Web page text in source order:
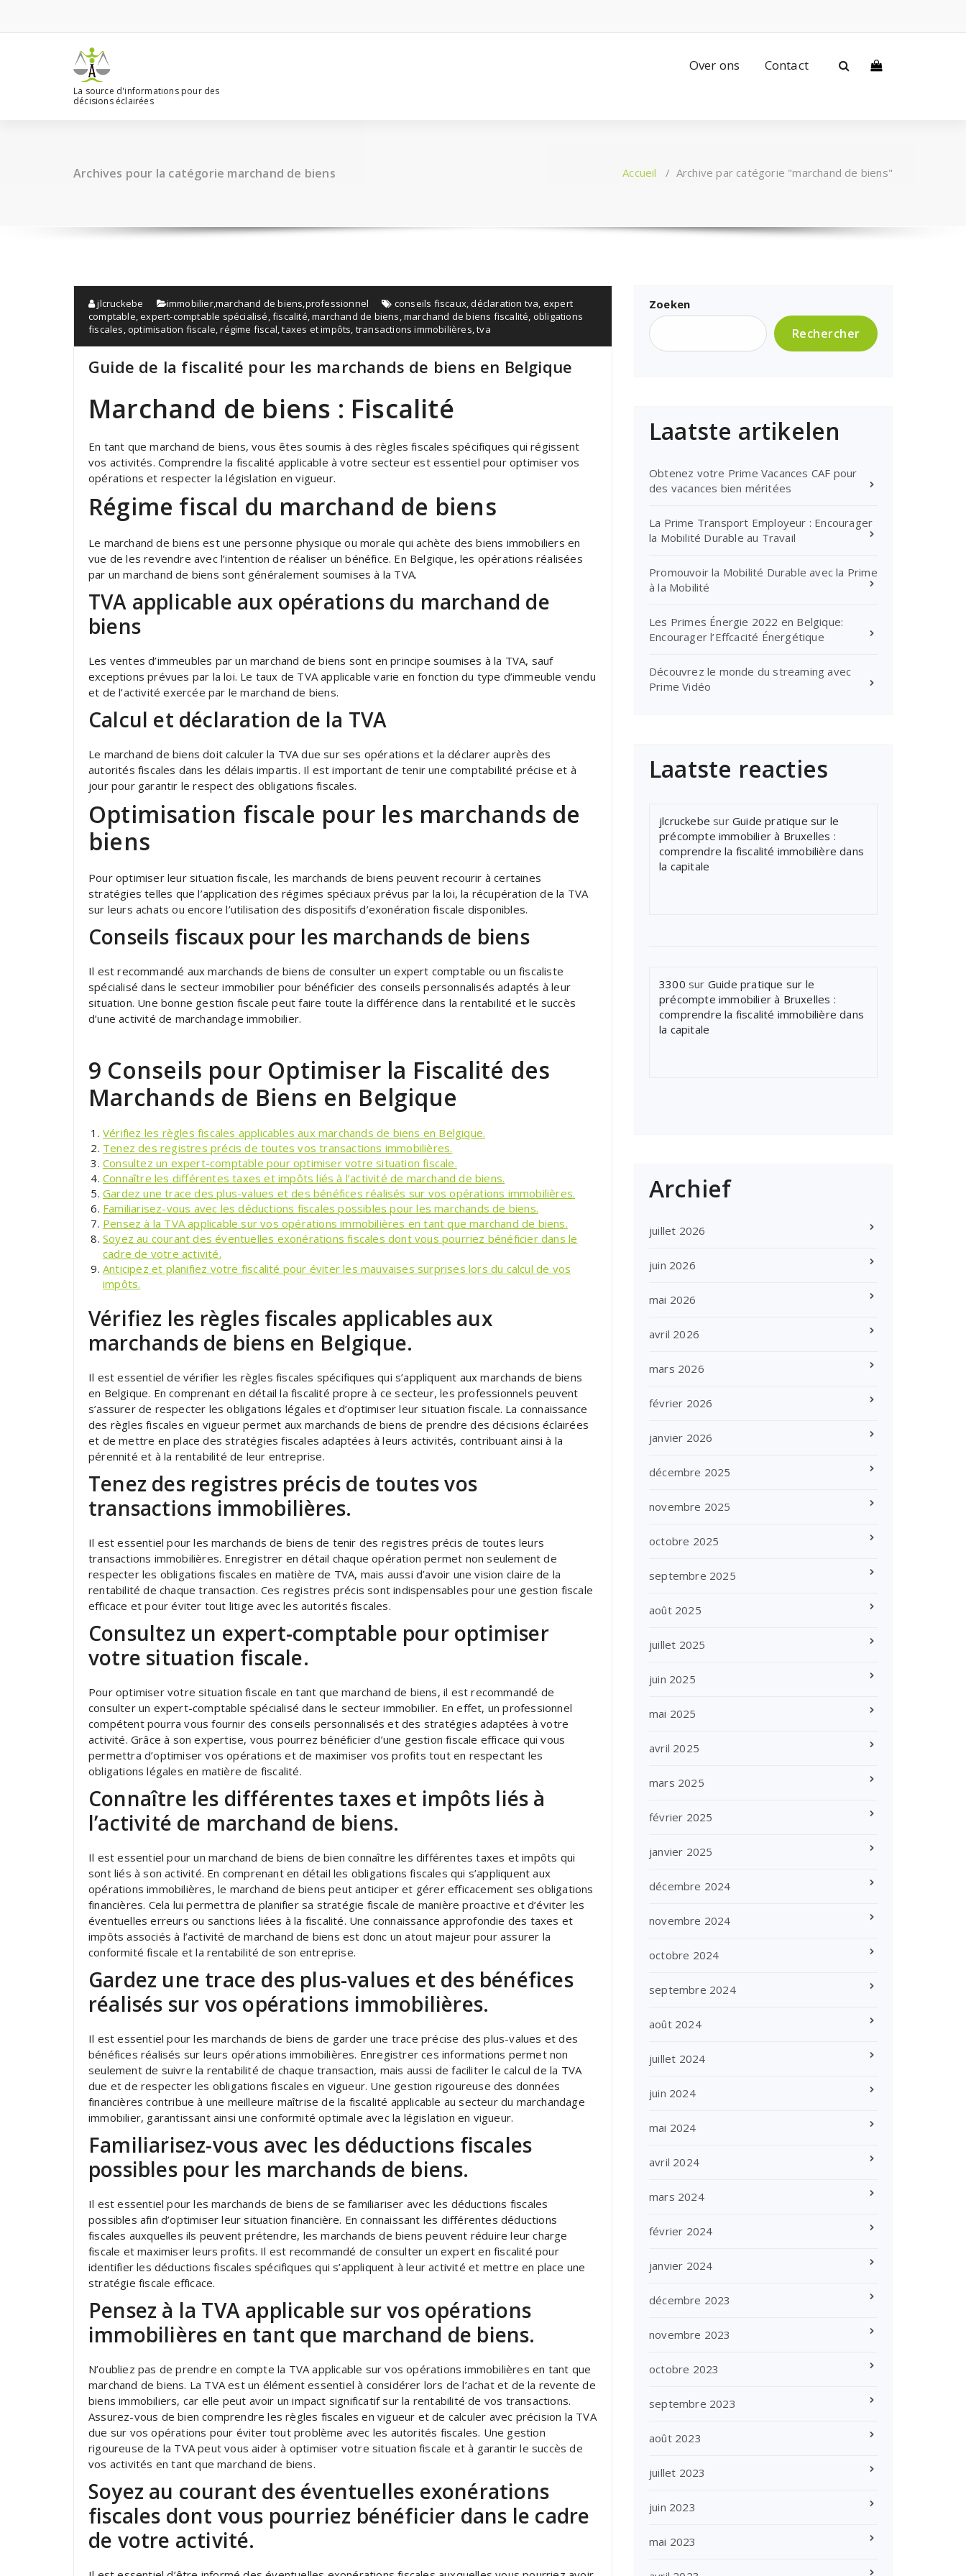
contenu
La source d'informations pour des
décisions éclairées
Over ons Contact
Archives pour la catégorie marchand de biens Accueil / Archive par catégorie "marchand de biens"
jlcruckebe immobilier,marchand de biens,professionnel conseils fiscaux,déclaration tva, expert
comptable,expert-comptable spécialisé,fiscalité,marchand de biens,marchand de biens fiscalité, obligations
fiscales,optimisation fiscale,régime fiscal,taxes et impôts, transactions immobilières,tva
Guide de la fiscalité pour les marchands de biens en Belgique
Marchand de biens : Fiscalité
En tant que marchand de biens, vous êtes soumis à des règles fiscales spécifiques qui régissent
vos activités. Comprendre la fiscalité applicable à votre secteur est essentiel pour optimiser vos
opérations et respecter la législation en vigueur.
Régime fiscal du marchand de biens
Le marchand de biens est une personne physique ou morale qui achète des biens immobiliers en
vue de les revendre avec l’intention de réaliser un bénéfice. En Belgique, les opérations réalisées
par un marchand de biens sont généralement soumises à la TVA.
TVA applicable aux opérations du marchand de
biens
Les ventes d’immeubles par un marchand de biens sont en principe soumises à la TVA, sauf
exceptions prévues par la loi. Le taux de TVA applicable varie en fonction du type d’immeuble vendu
et de l’activité exercée par le marchand de biens.
Calcul et déclaration de la TVA
Le marchand de biens doit calculer la TVA due sur ses opérations et la déclarer auprès des
autorités fiscales dans les délais impartis. Il est important de tenir une comptabilité précise et à
jour pour garantir le respect des obligations fiscales.
Optimisation fiscale pour les marchands de
biens
Pour optimiser leur situation fiscale, les marchands de biens peuvent recourir à certaines
stratégies telles que l’application des régimes spéciaux prévus par la loi, la récupération de la TVA
sur leurs achats ou encore l’utilisation des dispositifs d’exonération fiscale disponibles.
Conseils fiscaux pour les marchands de biens
Il est recommandé aux marchands de biens de consulter un expert comptable ou un fiscaliste
spécialisé dans le secteur immobilier pour bénéficier des conseils personnalisés adaptés à leur
situation. Une bonne gestion fiscale peut faire toute la différence dans la rentabilité et le succès
d’une activité de marchandage immobilier.
9 Conseils pour Optimiser la Fiscalité des
Marchands de Biens en Belgique
Vérifiez les règles fiscales applicables aux marchands de biens en Belgique.
Tenez des registres précis de toutes vos transactions immobilières.
Consultez un expert-comptable pour optimiser votre situation fiscale.
Connaître les différentes taxes et impôts liés à l’activité de marchand de biens.
Gardez une trace des plus-values et des bénéfices réalisés sur vos opérations immobilières.
Familiarisez-vous avec les déductions fiscales possibles pour les marchands de biens.
Pensez à la TVA applicable sur vos opérations immobilières en tant que marchand de biens.
Soyez au courant des éventuelles exonérations fiscales dont vous pourriez bénéficier dans le
cadre de votre activité.
Anticipez et planifiez votre fiscalité pour éviter les mauvaises surprises lors du calcul de vos
impôts.
Vérifiez les règles fiscales applicables aux
marchands de biens en Belgique.
Il est essentiel de vérifier les règles fiscales spécifiques qui s’appliquent aux marchands de biens
en Belgique. En comprenant en détail la fiscalité propre à ce secteur, les professionnels peuvent
s’assurer de respecter les obligations légales et d’optimiser leur situation fiscale. La connaissance
des règles fiscales en vigueur permet aux marchands de biens de prendre des décisions éclairées
et de mettre en place des stratégies fiscales adaptées à leurs activités, contribuant ainsi à la
pérennité et à la rentabilité de leur entreprise.
Tenez des registres précis de toutes vos
transactions immobilières.
Il est essentiel pour les marchands de biens de tenir des registres précis de toutes leurs
transactions immobilières. Enregistrer en détail chaque opération permet non seulement de
respecter les obligations fiscales en matière de TVA, mais aussi d’avoir une vision claire de la
rentabilité de chaque transaction. Ces registres précis sont indispensables pour une gestion fiscale
efficace et pour éviter tout litige avec les autorités fiscales.
Consultez un expert-comptable pour optimiser
votre situation fiscale.
Pour optimiser votre situation fiscale en tant que marchand de biens, il est recommandé de
consulter un expert-comptable spécialisé dans le secteur immobilier. En effet, un professionnel
compétent pourra vous fournir des conseils personnalisés et des stratégies adaptées à votre
activité. Grâce à son expertise, vous pourrez bénéficier d’une gestion fiscale efficace qui vous
permettra d’optimiser vos opérations et de maximiser vos profits tout en respectant les
obligations légales en matière de fiscalité.
Connaître les différentes taxes et impôts liés à
l’activité de marchand de biens.
Il est essentiel pour un marchand de biens de bien connaître les différentes taxes et impôts qui
sont liés à son activité. En comprenant en détail les obligations fiscales qui s’appliquent aux
opérations immobilières, le marchand de biens peut anticiper et gérer efficacement ses obligations
financières. Cela lui permettra de planifier sa stratégie fiscale de manière proactive et d’éviter les
éventuelles erreurs ou sanctions liées à la fiscalité. Une connaissance approfondie des taxes et
impôts associés à l’activité de marchand de biens est donc un atout majeur pour assurer la
conformité fiscale et la rentabilité de son entreprise.
Gardez une trace des plus-values et des bénéfices
réalisés sur vos opérations immobilières.
Il est essentiel pour les marchands de biens de garder une trace précise des plus-values et des
bénéfices réalisés sur leurs opérations immobilières. Enregistrer ces informations permet non
seulement de suivre la rentabilité de chaque transaction, mais aussi de faciliter le calcul de la TVA
due et de respecter les obligations fiscales en vigueur. Une gestion rigoureuse des données
financières contribue à une meilleure maîtrise de la fiscalité applicable au secteur du marchandage
immobilier, garantissant ainsi une conformité optimale avec la législation en vigueur.
Familiarisez-vous avec les déductions fiscales
possibles pour les marchands de biens.
Il est essentiel pour les marchands de biens de se familiariser avec les déductions fiscales
possibles afin d’optimiser leur situation financière. En connaissant les différentes déductions
fiscales auxquelles ils peuvent prétendre, les marchands de biens peuvent réduire leur charge
fiscale et maximiser leurs profits. Il est recommandé de consulter un expert en fiscalité pour
identifier les déductions fiscales spécifiques qui s’appliquent à leur activité et mettre en place une
stratégie fiscale efficace.
Pensez à la TVA applicable sur vos opérations
immobilières en tant que marchand de biens.
N’oubliez pas de prendre en compte la TVA applicable sur vos opérations immobilières en tant que
marchand de biens. La TVA est un élément essentiel à considérer lors de l’achat et de la revente de
biens immobiliers, car elle peut avoir un impact significatif sur la rentabilité de vos transactions.
Assurez-vous de bien comprendre les règles fiscales en vigueur et de calculer avec précision la TVA
due sur vos opérations pour éviter tout problème avec les autorités fiscales. Une gestion
rigoureuse de la TVA peut vous aider à optimiser votre situation fiscale et à garantir le succès de
vos activités en tant que marchand de biens.
Soyez au courant des éventuelles exonérations
fiscales dont vous pourriez bénéficier dans le cadre
de votre activité.
Zoeken
Rechercher
Laatste artikelen
Obtenez votre Prime Vacances CAF pour
des vacances bien méritées
La Prime Transport Employeur : Encourager
la Mobilité Durable au Travail
Promouvoir la Mobilité Durable avec la Prime
à la Mobilité
Les Primes Énergie 2022 en Belgique:
Encourager l’Effcacité Énergétique
Découvrez le monde du streaming avec
Prime Vidéo
Laatste reacties
jlcruckebe sur Guide pratique sur le
précompte immobilier à Bruxelles :
comprendre la fiscalité immobilière dans
la capitale
3300 sur Guide pratique sur le
précompte immobilier à Bruxelles :
comprendre la fiscalité immobilière dans
la capitale
Archief
juillet 2026
juin 2026
mai 2026
avril 2026
mars 2026
février 2026
janvier 2026
décembre 2025
novembre 2025
octobre 2025
septembre 2025
août 2025
juillet 2025
juin 2025
mai 2025
avril 2025
mars 2025
février 2025
janvier 2025
décembre 2024
novembre 2024
octobre 2024
septembre 2024
août 2024
juillet 2024
juin 2024
mai 2024
avril 2024
mars 2024
février 2024
janvier 2024
décembre 2023
novembre 2023
octobre 2023
septembre 2023
août 2023
juillet 2023
juin 2023
mai 2023